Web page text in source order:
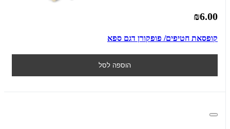
₪6.00
קופסאת חטיפים/ פופקורן דגם ספא
הוספה לסל